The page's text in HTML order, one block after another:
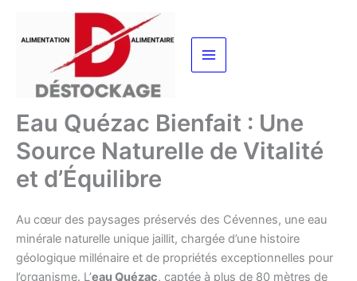
contenu
Eau Quézac Bienfait : Une
Source Naturelle de Vitalité
et d’Équilibre
Au cœur des paysages préservés des Cévennes, une eau
minérale naturelle unique jaillit, chargée d’une histoire
géologique millénaire et de propriétés exceptionnelles pour
l’organisme. L’eau Quézac, captée à plus de 80 mètres de